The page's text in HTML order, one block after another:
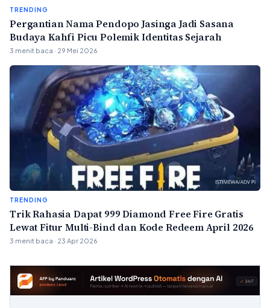
TRENDING
Pergantian Nama Pendopo Jasinga Jadi Sasana
Budaya Kahfi Picu Polemik Identitas Sejarah
3 menit baca · 29 Mei 2026
TRENDING
Trik Rahasia Dapat 999 Diamond Free Fire Gratis
Lewat Fitur Multi-Bind dan Kode Redeem April 2026
3 menit baca · 23 Apr 2026